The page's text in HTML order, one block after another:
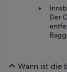
Der
Wann ist die